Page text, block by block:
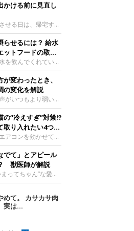
かける前に見直し
せる日は、帰宅する
ぎないか、水は足り
さんもいるでしょ
思っていても、日中
とがあります。留守
ために準備したいこ
サインなどについ
師相談室の岡本りさ
守中は室温が急に
のきもち投稿写真ギ
エアコンが切れると
合があります。猫は
すのが得意ですが、
らせるには？ 給水
ットフードの取り
を飲んでくれていま
で室内が涼しいこ
水を飲まないこと
らせるためには、給
フードから水分を摂
ります。今回は獣医
に水分を摂らせるた
工夫を教えていただ
さを愛猫の好みにね
ャラリー水飲みボウ
ときに頭が胃より下
すると飲みやすいで
曲げずに済むため、
変わったとき、
の変化を解説
がいつもより弱い、
くなど、ふだんと違
ります。 そんなと
な様子を確認したら
い日に猫の鳴き方が
意したい体調の変化
きもち獣医師相談室
ました。 鳴き方の
全身の様子も確認し
真ギャラリー猫の鳴
ります。 ただ、鳴
るのは難しく、体調
の“冷えすぎ”対策⁉
取り入れたい4つの
アコンを効かせて室
しかし、人にとって
にとっては温度が低
策と並行して、冷え
行うことが大切で
本仁先生に、猫の冷
を教えていただき
効いていない部屋に
るねこのきもち投稿
いと感じたときに、
場」を用意しておき
でて」とアピール
獣医師が解説
ってちゃん”な愛
んの様子写真提供／
るのは、X（旧
さんの愛
い主さんによると、
のだとか。飼い主さ
めて。 カサカサ肉
実は...